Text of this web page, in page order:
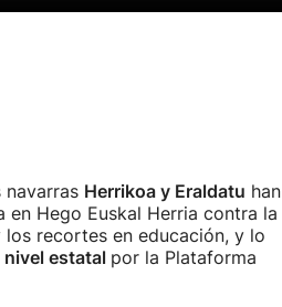
Herrikoa y Eraldatu han
en Hego Euskal Herria contra la
recortes en educación, y lo
nivel estatal por la Plataforma